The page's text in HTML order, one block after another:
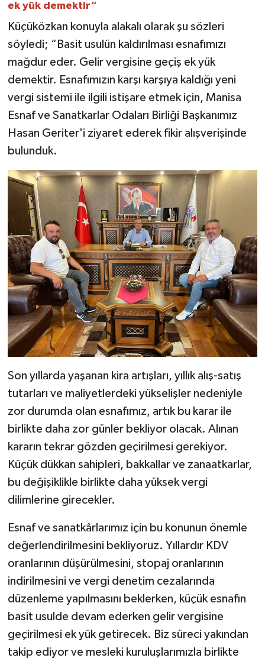
ek yük demektir”
Küçüközkan konuyla alakalı olarak şu sözleri
söyledi; “Basit usulün kaldırılması esnafımızı
mağdur eder. Gelir vergisine geçiş ek yük
demektir. Esnafımızın karşı karşıya kaldığı yeni
vergi sistemi ile ilgili istişare etmek için, Manisa
Esnaf ve Sanatkarlar Odaları Birliği Başkanımız
Hasan Geriter'i ziyaret ederek fikir alışverişinde
bulunduk.
Son yıllarda yaşanan kira artışları, yıllık alış-satış
tutarları ve maliyetlerdeki yükselişler nedeniyle
zor durumda olan esnafımız, artık bu karar ile
birlikte daha zor günler bekliyor olacak. Alınan
kararın tekrar gözden geçirilmesi gerekiyor.
Küçük dükkan sahipleri, bakkallar ve zanaatkarlar,
bu değişiklikle birlikte daha yüksek vergi
dilimlerine girecekler.
Esnaf ve sanatkârlarımız için bu konunun önemle
değerlendirilmesini bekliyoruz. Yıllardır KDV
oranlarının düşürülmesini, stopaj oranlarının
indirilmesini ve vergi denetim cezalarında
düzenleme yapılmasını beklerken, küçük esnafın
basit usulde devam ederken gelir vergisine
geçirilmesi ek yük getirecek. Biz süreci yakından
takip ediyor ve mesleki kuruluşlarımızla birlikte